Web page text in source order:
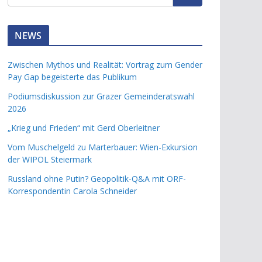
NEWS
Zwischen Mythos und Realität: Vortrag zum Gender
Pay Gap begeisterte das Publikum
Podiumsdiskussion zur Grazer Gemeinderatswahl
2026
„Krieg und Frieden“ mit Gerd Oberleitner
Vom Muschelgeld zu Marterbauer: Wien-Exkursion
der WIPOL Steiermark
Russland ohne Putin? Geopolitik-Q&A mit ORF-
Korrespondentin Carola Schneider